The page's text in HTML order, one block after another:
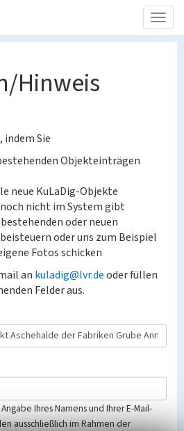
Hinweis
Sie
Objekteinträgen
neue KuLaDig-Objekte
nicht im System gibt
oder neuen
oder uns zum Beispiel
Fotos schicken
an kuladig@lvr.deoder füllen
Felder aus.
Ihres Namens und Ihrer E-Mail-
ausschließlich im Rahmen der